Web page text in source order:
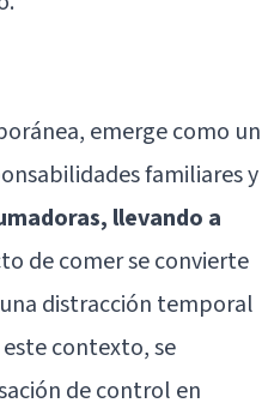
emerge como un
familiares y
llevando a
de comer se convierte
distracción temporal
contexto, se
de control en